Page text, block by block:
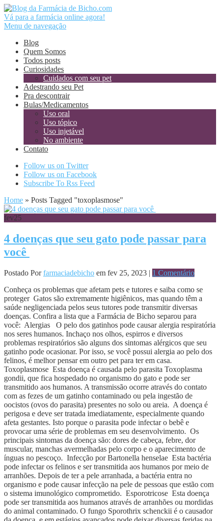
Vá para a farmácia online agora!
Menu de navegação
Blog
Quem Somos
Todos posts
Curiosidades
Cuidados com seu pet
Adestrando seu Pet
Pra descontrair
Bulas/Medicamentos
Uso oral
Uso tópico
Uso injetável
No ambiente
Contato
Follow us on Twitter
Follow us on Facebook
Subscribe To Rss Feed
Home » Posts Tagged "toxoplasmose"
fev25
4 doenças que seu gato pode passar para
você
Postado Porfarmaciadebicho em fev 25, 2023 | 1 Comentário
Conheça os problemas que afetam pets e tutores e saiba como se
proteger Gatos são extremamente higiênicos, mas quando têm a
saúde negligenciada pelos seus tutores pode transmitir diversas
doenças. Confira a lista que a Farmácia de Bicho separou para
você: Alergias O pelo dos gatinhos pode causar alergia respiratória
nos seres humanos. Inchaço nos olhos, espirros e diversos
problemas respiratórios são alguns dos sintomas alérgicos que seu
gatinho pode ocasionar. Por isso, se você possui alergia ao pelo dos
felinos, é melhor pensar em outro pet para ter em casa.
Toxoplasmose Esta doença é causada pelo parasita Toxoplasma
gondii, que fica hospedado no organismo do gato e pode ser
transmitido aos humanos. A transmissão ocorre através do contato
com as fezes de um gatinho contaminado ou pela ingestão de
oocistos (ovos do parasita) presentes no solo ou areia. A doença é
perigosa e deve ser tratada imediatamente, especialmente quando
afeta gestantes. Isto porque o parasita pode infectar o bebê e
provocar uma série de problemas em seu desenvolvimento. Os
principais sintomas da doença são: dores de cabeça, febre, dor
muscular, manchas avermelhadas pelo corpo e o aparecimento de
ínguas no pescoço. Infecção por Bartonella henselae Esta bactéria
pode infectar os felinos e ser transmitida aos humanos por meio de
arranhões. Depois de ter a pele arranhada, a bactéria entra no
organismo e pode causar infecção na pele de pessoas que estão com
o sistema imunológico comprometido. Esporotricose Esta doença
pode ser transmitida aos humanos através de arranhões ou mordidas
do animal contaminado. O fungo Sporothrix schenckii é o causador